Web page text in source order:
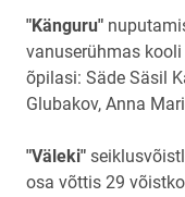
"Känguru"
vanuserühmas
õpilasi: Säde Säsil
Glubakov, Anna
"Väleki"
osa võttis 29